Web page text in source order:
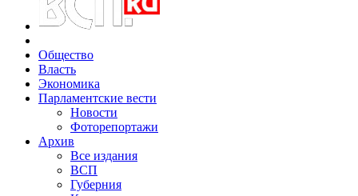
Общество
Власть
Экономика
Парламентские вести
Новости
Фоторепортажи
Архив
Все издания
ВСП
Губерния